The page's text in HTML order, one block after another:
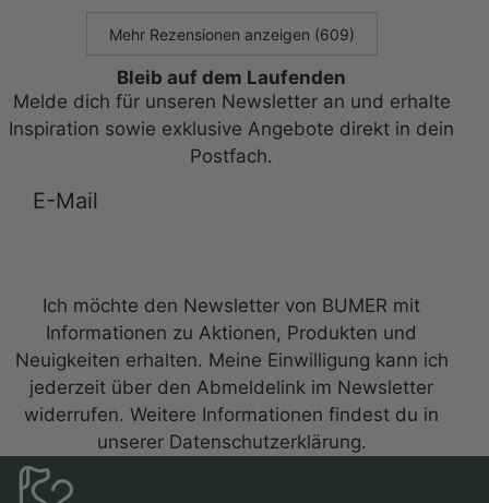
Mehr Rezensionen anzeigen (609)
Bleib auf dem Laufenden
Melde dich für unseren Newsletter an und erhalte
Inspiration sowie exklusive Angebote direkt in dein
Postfach.
Ich möchte den Newsletter von BUMER mit
Informationen zu Aktionen, Produkten und
Neuigkeiten erhalten. Meine Einwilligung kann ich
jederzeit über den Abmeldelink im Newsletter
widerrufen. Weitere Informationen findest du in
unserer Datenschutzerklärung.